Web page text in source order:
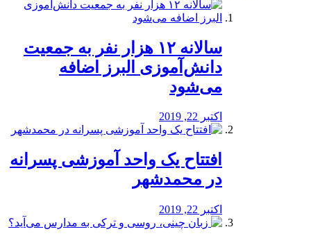
️سالانه ۱۲ هزار نفر به جمعیت
دانش‌آموزی البرز اضافه
می‌شود
اکتبر 22, 2019
افتتاح یک واحد آموزشی پسرانه
در محمدشهر
اکتبر 22, 2019